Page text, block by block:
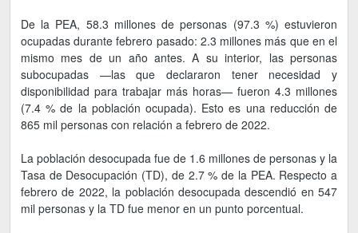
De la PEA, 58.3 millones de personas (97.3 %) estuvieron
ocupadas durante febrero pasado: 2.3 millones más que en el
mismo mes de un año antes. A su interior, las personas
subocupadas —las que declararon tener necesidad y
disponibilidad para trabajar más horas— fueron 4.3 millones
(7.4 % de la población ocupada). Esto es una reducción de
865 mil personas con relación a febrero de 2022.
La población desocupada fue de 1.6 millones de personas y la
Tasa de Desocupación (TD), de 2.7 % de la PEA. Respecto a
febrero de 2022, la población desocupada descendió en 547
mil personas y la TD fue menor en un punto porcentual.